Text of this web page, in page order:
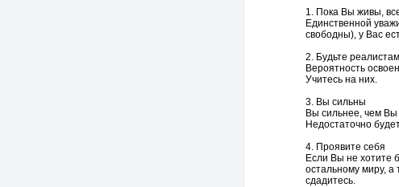
1. Пока Вы живы,
Единственной
свободны), у Вас
2. Будьте
Вероятность
Учитесь на них.
3. Вы сильны
Вы сильнее, чем Вы
Недостаточно
4. Проявите себя
Если Вы не хотите
остальному миру, а
сдадитесь.